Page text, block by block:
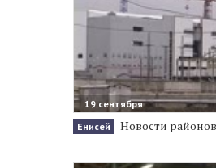
19 сентября
Енисей
Новости